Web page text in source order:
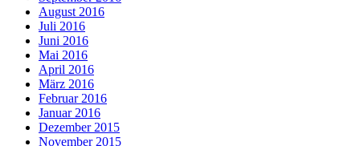
August 2016
Juli 2016
Juni 2016
Mai 2016
April 2016
März 2016
Februar 2016
Januar 2016
Dezember 2015
November 2015